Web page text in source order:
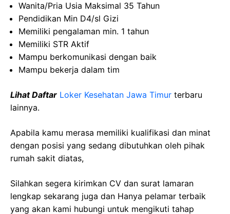
Wanita/Pria Usia Maksimal 35 Tahun
Pendidikan Min D4/sl Gizi
Memiliki pengalaman min. 1 tahun
Memiliki STR Aktif
Mampu berkomunikasi dengan baik
Mampu bekerja dalam tim
Lihat Daftar Loker Kesehatan Jawa Timur terbaru
lainnya.
Apabila kamu merasa memiliki kualifikasi dan minat
dengan posisi yang sedang dibutuhkan oleh pihak
rumah sakit diatas,
Silahkan segera kirimkan CV dan surat lamaran
lengkap sekarang juga dan Hanya pelamar terbaik
yang akan kami hubungi untuk mengikuti tahap